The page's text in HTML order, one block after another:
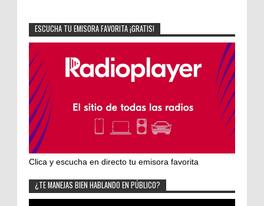
ESCUCHA TU EMISORA FAVORITA ¡GRATIS!
Clica y escucha en directo tu emisora favorita
¿TE MANEJAS BIEN HABLANDO EN PÚBLICO?